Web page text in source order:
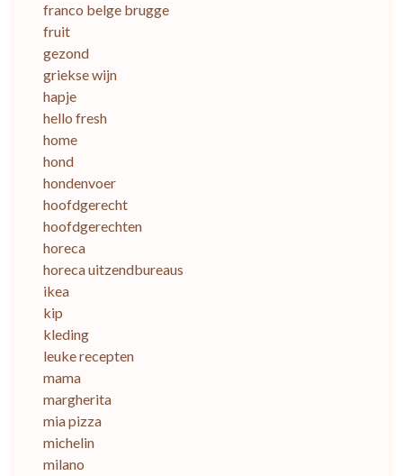
franco belge brugge
fruit
gezond
griekse wijn
hapje
hello fresh
home
hond
hondenvoer
hoofdgerecht
hoofdgerechten
horeca
horeca uitzendbureaus
ikea
kip
kleding
leuke recepten
mama
margherita
mia pizza
michelin
milano